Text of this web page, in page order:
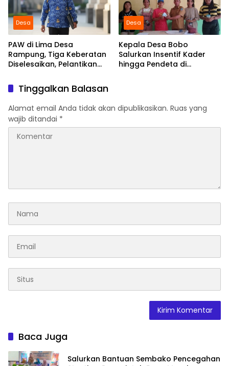
Desa
PAW di Lima Desa
Rampung, Tiga Keberatan
Diselesaikan, Pelantikan
Desa
Kepala Desa Bobo
Salurkan Insentif Kader
hingga Pendeta di
Tinggalkan Balasan
Alamat email Anda tidak akan dipublikasikan. Ruas yang
wajib ditandai *
Baca Juga
Salurkan Bantuan Sembako Pencegahan